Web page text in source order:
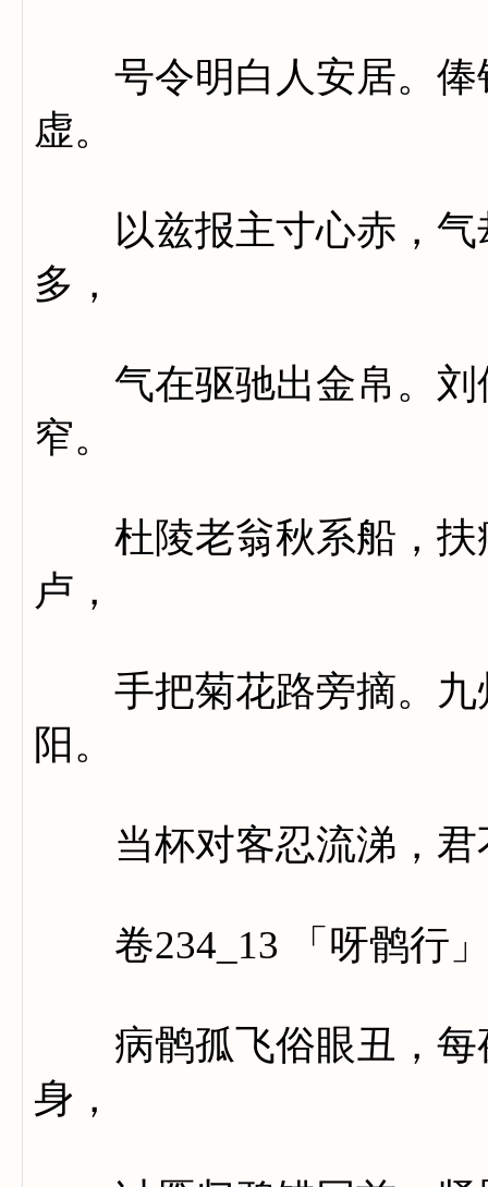
号令明白人安居。俸
虚。
以兹报主寸心赤，气
多，
气在驱驰出金帛。刘
窄。
杜陵老翁秋系船，扶
卢，
手把菊花路旁摘。九
阳。
当杯对客忍流涕，君
卷234_13 「呀鹘行
病鹘孤飞俗眼丑，每
身，